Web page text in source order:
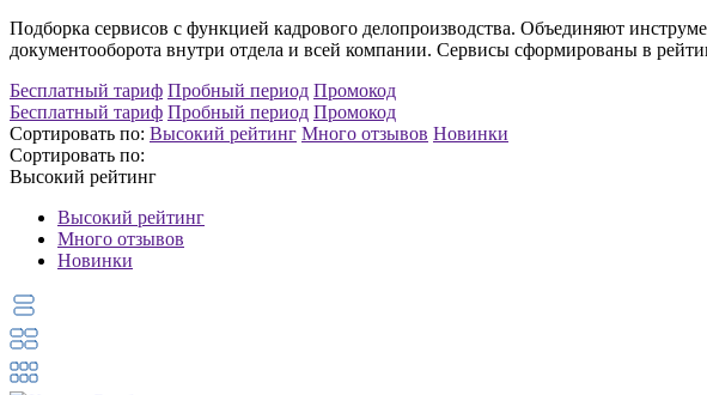
Подборка сервисов с функцией кадрового делопроизводства. Объединяют
документооборота внутри отдела и всей компании. Сервисы сформированы в
Бесплатный тариф Пробный период Промокод
Бесплатный тариф Пробный период Промокод
Сортировать по: Высокий рейтинг Много отзывов Новинки
Сортировать по:
Высокий рейтинг
Высокий рейтинг
Много отзывов
Новинки